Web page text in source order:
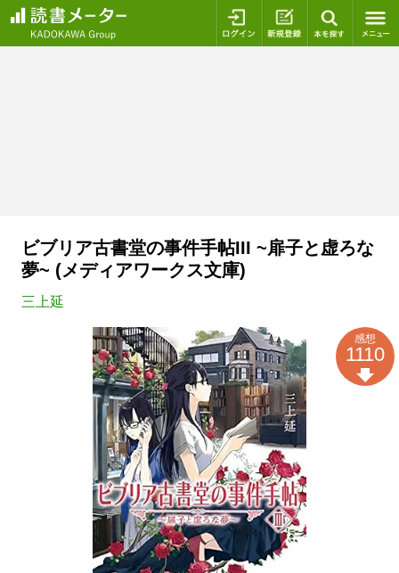
ログイン 新規登録
ビブリア古書堂の事件手帖III ~扉子と虚ろな
夢~ (メディアワークス文庫)
三上延
感想
1110